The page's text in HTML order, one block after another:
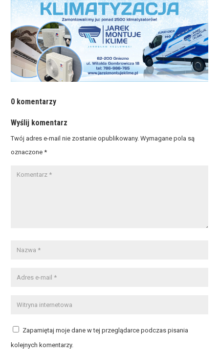
0 komentarzy
Wyślij komentarz
Twój adres e-mail nie zostanie opublikowany. Wymagane pola są
oznaczone*
Zapamiętaj moje dane w tej przeglądarce podczas pisania
kolejnych komentarzy.